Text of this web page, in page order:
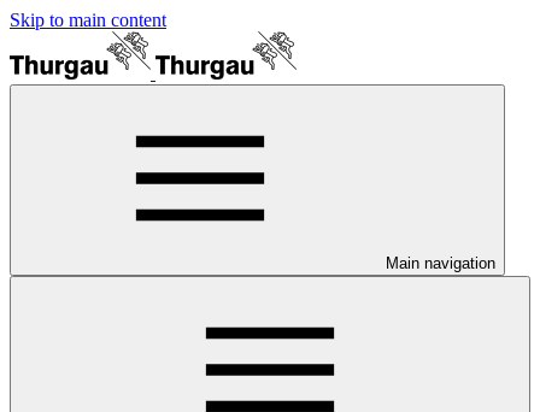
Skip to main content
Main navigation